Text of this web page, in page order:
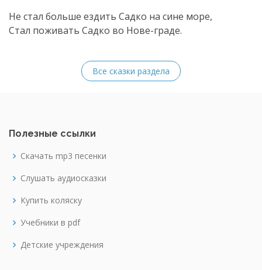
Не стал больше ездить Садко на сине море,
Стал поживать Садко во Нове-граде.
Все сказки раздела
Полезные ссылки
Скачать mp3 песенки
Слушать аудиосказки
Купить коляску
Учебники в pdf
Детские учреждения